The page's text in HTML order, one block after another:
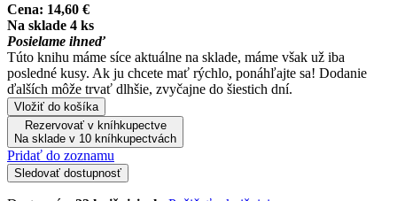
Cena: 14,60 €
Na sklade 4 ks
Posielame ihneď
Túto knihu máme síce aktuálne na sklade, máme však už iba
posledné kusy. Ak ju chcete mať rýchlo, ponáhľajte sa! Dodanie
ďalších môže trvať dlhšie, zvyčajne do šiestich dní.
Vložiť do košíka
Rezervovať v kníhkupectve
Na sklade v 10 kníhkupectvách
Pridať do zoznamu
Sledovať dostupnosť